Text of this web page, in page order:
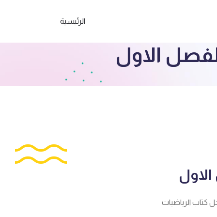
الرئيسية
الاول
كتاب الرياضيات